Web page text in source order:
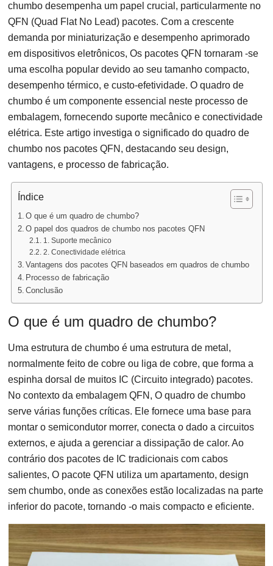
chumbo desempenha um papel crucial, particularmente no
QFN (Quad Flat No Lead) pacotes. Com a crescente
demanda por miniaturização e desempenho aprimorado
em dispositivos eletrônicos, Os pacotes QFN tornaram -se
uma escolha popular devido ao seu tamanho compacto,
desempenho térmico, e custo-efetividade. O quadro de
chumbo é um componente essencial neste processo de
embalagem, fornecendo suporte mecânico e conectividade
elétrica. Este artigo investiga o significado do quadro de
chumbo nos pacotes QFN, destacando seu design,
vantagens, e processo de fabricação.
Índice
O que é um quadro de chumbo?
O papel dos quadros de chumbo nos pacotes QFN
1. Suporte mecânico
2. Conectividade elétrica
Vantagens dos pacotes QFN baseados em quadros de chumbo
Processo de fabricação
Conclusão
O que é um quadro de chumbo?
Uma estrutura de chumbo é uma estrutura de metal,
normalmente feito de cobre ou liga de cobre, que forma a
espinha dorsal de muitos IC (Circuito integrado) pacotes.
No contexto da embalagem QFN, O quadro de chumbo
serve várias funções críticas. Ele fornece uma base para
montar o semicondutor morrer, conecta o dado a circuitos
externos, e ajuda a gerenciar a dissipação de calor. Ao
contrário dos pacotes de IC tradicionais com cabos
salientes, O pacote QFN utiliza um apartamento, design
sem chumbo, onde as conexões estão localizadas na parte
inferior do pacote, tornando -o mais compacto e eficiente.